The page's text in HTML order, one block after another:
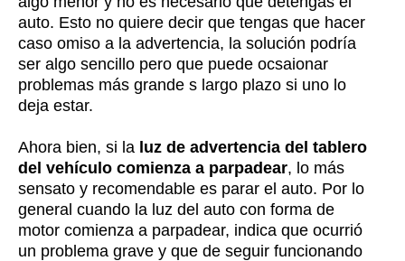
auto. Esto no quiere decir que tengas que hacer
caso omiso a la advertencia, la solución podría
ser algo sencillo pero que puede ocsaionar
problemas más grande s largo plazo si uno lo
deja estar.
Ahora bien, si la luz de advertencia del tablero
del vehículo comienza a parpadear, lo más
sensato y recomendable es parar el auto. Por lo
general cuando la luz del auto con forma de
motor comienza a parpadear, indica que ocurrió
un problema grave y que de seguir funcionando